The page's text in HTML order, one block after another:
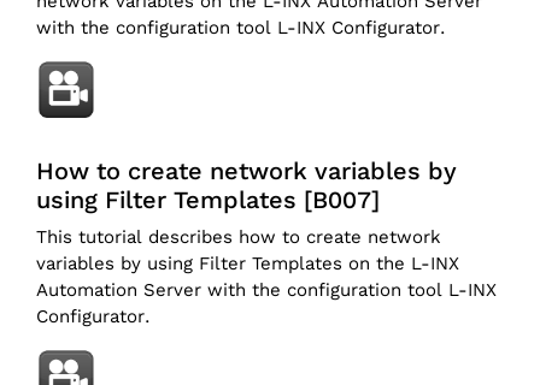
with the configuration tool L-INX Configurator.
How to create network variables by
using Filter Templates [B007]
This tutorial describes how to create network
variables by using Filter Templates on the L-INX
Automation Server with the configuration tool L-INX
Configurator.